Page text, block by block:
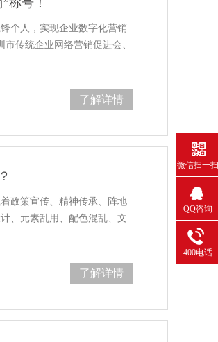
称号！
个人，实现企业数字化营销
传统企业网络营销促进会、
了解详情
政策宣传、精神传承、阵地
、元素乱用、配色混乱、文
了解详情
微信扫一扫
QQ咨询
400电话